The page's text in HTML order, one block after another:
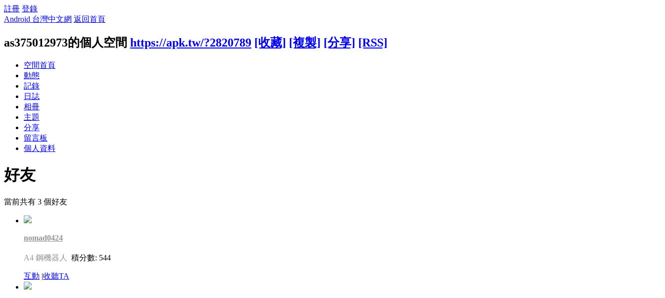
註冊 登錄
Android 台灣中文網 返回首頁
as375012973的個人空間 https://apk.tw/?2820789 [收藏] [複製] [分享] [RSS]
空間首頁
動態
記錄
日誌
相冊
主題
分享
留言板
個人資料
好友
當前共有 3 個好友
nomad0424
A4 鋼機器人 積分數: 544
互動 |收聽TA